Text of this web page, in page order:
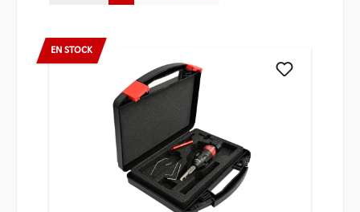
EN STOCK